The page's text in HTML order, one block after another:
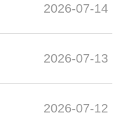
2026-07-14
2026-07-13
2026-07-12